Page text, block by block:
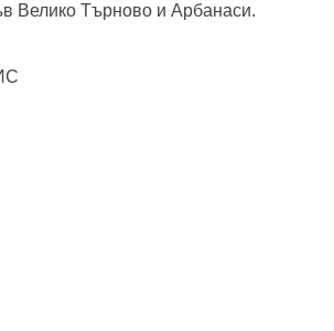
Велико Търново и Арбанаси.